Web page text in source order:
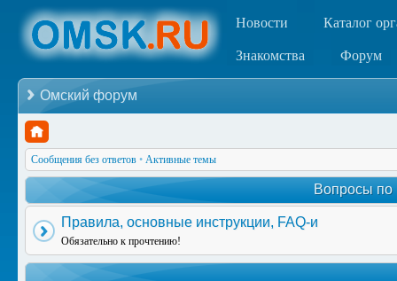
Новости Каталог
Знакомства Форум
Омский форум
Сообщения без ответов • Активные темы
Вопросы по
Правила, основные инструкции, FAQ-и
Обязательно к прочтению!